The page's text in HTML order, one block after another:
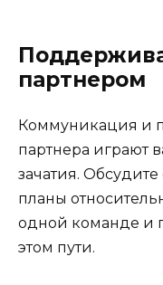
партнером
Коммуникация и
партнера играют
зачатия. Обсудите
планы
одной команде и
этом пути.